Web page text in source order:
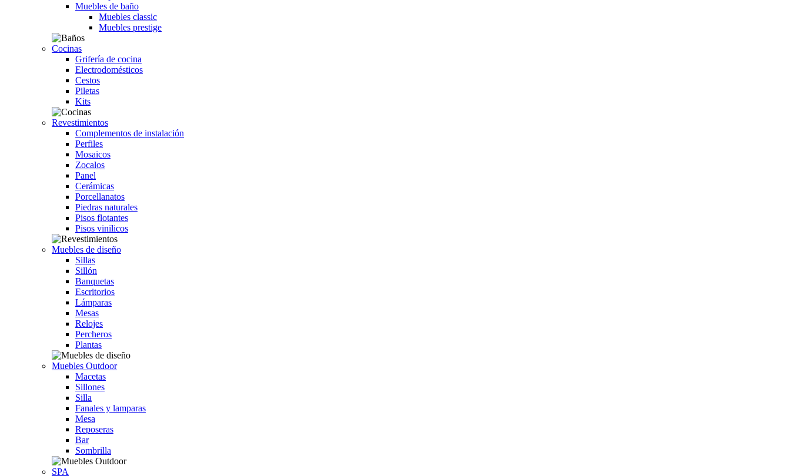
Muebles de baño
Muebles classic
Muebles prestige
Cocinas
Grifería de cocina
Electrodomésticos
Cestos
Piletas
Kits
Revestimientos
Complementos de instalación
Perfiles
Mosaicos
Zocalos
Panel
Cerámicas
Porcellanatos
Piedras naturales
Pisos flotantes
Pisos vinilicos
Muebles de diseño
Sillas
Sillón
Banquetas
Escritorios
Lámparas
Mesas
Relojes
Percheros
Plantas
Muebles Outdoor
Macetas
Sillones
Silla
Fanales y lamparas
Mesa
Reposeras
Bar
Sombrilla
SPA